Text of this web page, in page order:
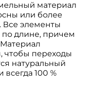
материал
или более
Все элементы
длине, причем
чтобы переходы
натуральный
всегда 100 %